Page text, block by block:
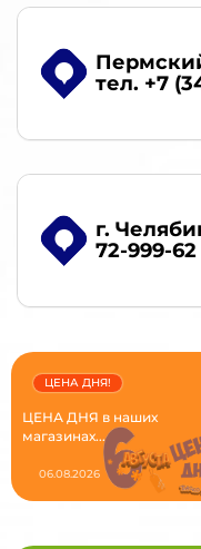
тел. +7
г.
72-999-62
ЦЕНА ДНЯ в наших
магазинах...
ЦЕНА ДНЯ!
06.08.2026